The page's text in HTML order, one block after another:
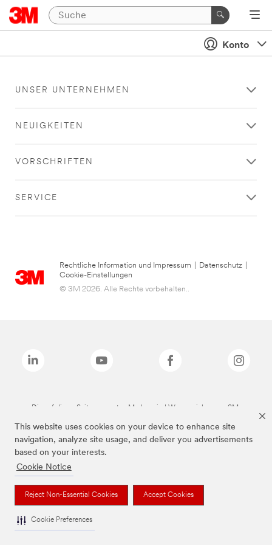
This website uses cookies on your device to enhance site
navigation, analyze site usage, and deliver you advertisements
based on your interests.
Cookie Notice
Reject Non-Essential Cookies Accept Cookies
Cookie Preferences
Konto
UNSER UNTERNEHMEN
NEUIGKEITEN
VORSCHRIFTEN
SERVICE
Rechtliche Information und Impressum Datenschutz
Cookie-Einstellungen
© 3M 2026. Alle Rechte vorbehalten..
Die auf dieser Seite genannten Marken sind Warenzeichen von 3M.